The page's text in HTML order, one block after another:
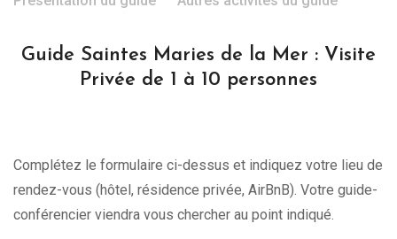
Guide Saintes Maries de la Mer : Visite
Privée de 1 à 10 personnes
Complétez le formulaire ci-dessus et indiquez votre lieu de
rendez-vous (hôtel, résidence privée, AirBnB). Votre guide-
conférencier viendra vous chercher au point indiqué.